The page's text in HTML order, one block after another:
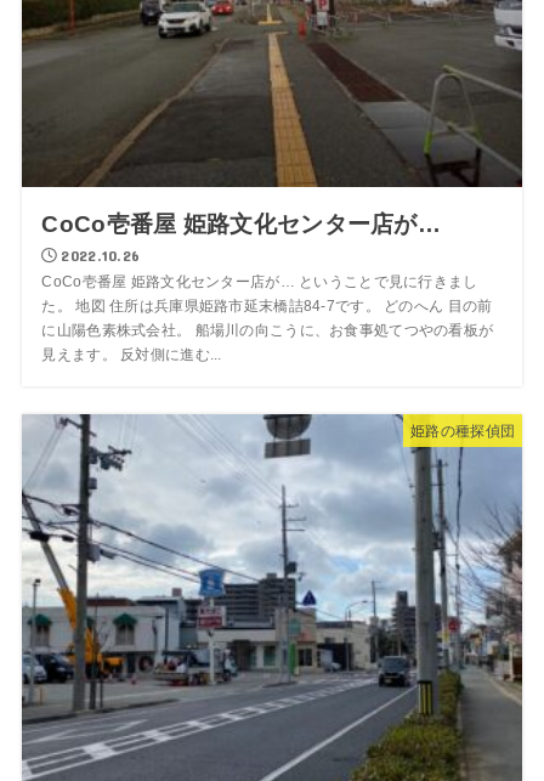
CoCo壱番屋 姫路文化センター店が…
2022.10.26
CoCo壱番屋 姫路文化センター店が… ということで見に行きまし
た。 地図 住所は兵庫県姫路市延末橋詰84-7です。 どのへん 目の前
に山陽色素株式会社。 船場川の向こうに、お食事処てつやの看板が
見えます。 反対側に進む...
姫路の種探偵団